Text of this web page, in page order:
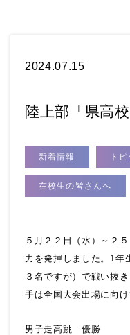
2024.07.15
陸上部「県高校
新着情報 ト
在校生の皆さんへ
５月２２日（水）～２
力を発揮しました。1年
３名ですが）で戦い抜
手は全国大会出場に向
男子走高跳 優勝